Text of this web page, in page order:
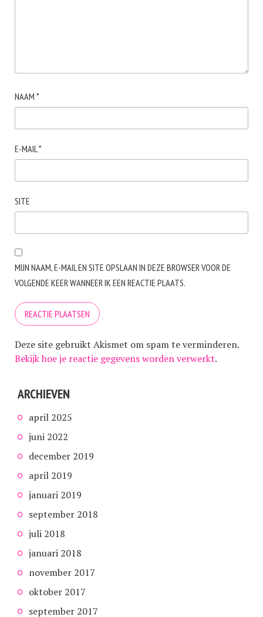
NAAM *
E-MAIL*
SITE
MIJN NAAM, E-MAIL EN SITE OPSLAAN IN DEZE BROWSER VOOR DE
VOLGENDE KEER WANNEER IK EEN REACTIE PLAATS.
Deze site gebruikt Akismet om spam te verminderen.
Bekijk hoe je reactie gegevens worden verwerkt.
ARCHIEVEN
april 2025
juni 2022
december 2019
april 2019
januari 2019
september 2018
juli 2018
januari 2018
november 2017
oktober 2017
september 2017